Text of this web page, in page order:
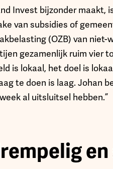
Invest bijzonder maakt,
van subsidies of
(OZB) van
gezamenlijk ruim vier
is lokaal, het doel is
te doen is laag. Johan
al uitsluitsel hebben.”
en